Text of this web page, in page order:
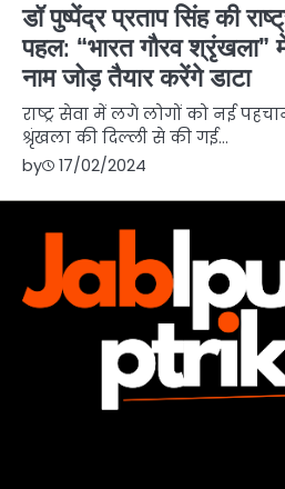
डॉ पुष्पेंद्र प्रताप सिंह की
पहल: “भारत गौरव श्रृंखला”
नाम जोड़ तैयार करेंगे डाटा
राष्ट्र सेवा में लगे लोगों को नई
श्रृंखला की दिल्ली से की गई…
by
17/02/2024